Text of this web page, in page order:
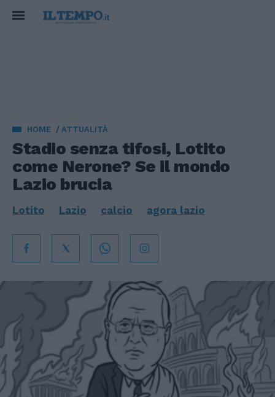
HOME ATTUALITÀ
Stadio senza tifosi, Lotito
come Nerone? Se il mondo
Lazio brucia
Lotito Lazio calcio agora lazio